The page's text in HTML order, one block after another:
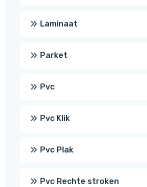
Laminaat
Parket
Pvc
Pvc Klik
Pvc Plak
Pvc Rechte stroken